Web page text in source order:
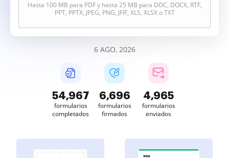
Hasta 100 MB para PDF y hasta 25 MB para DOC, DOCX, RTF,
PPT, PPTX, JPEG, PNG, JFIF, XLS, XLSX o TXT
6 AGO, 2026
54,967
formularios
completados
6,696
formularios
firmados
4,965
formularios
enviados